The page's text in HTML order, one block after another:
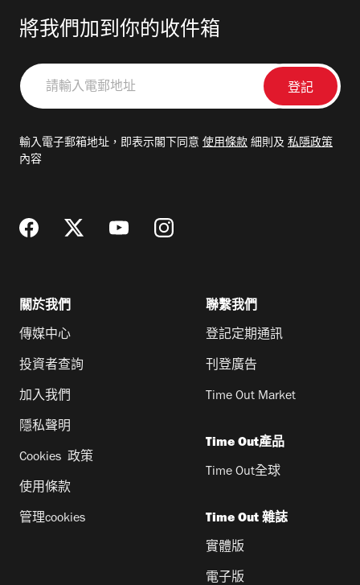
將我們加到你的收件箱
請
輸
郵
輸入電子郵箱地址，即表示閣下同意 使用條款 細則及 私隱政策
內容
關於我們
傳媒中心
投資者查詢
加入我們
隱私聲明
Cookies 政策
使用條款
管理cookies
聯繫我們
登記定期通訊
刊登廣告
Time Out Market
Time Out產品
Time Out全球
Time Out 雜誌
實體版
電子版